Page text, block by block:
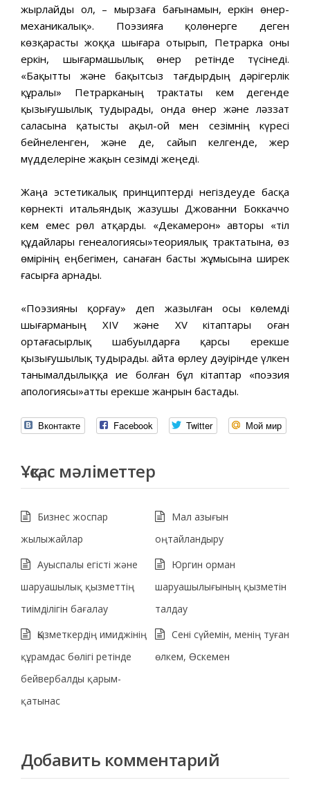
жырлайды ол, – мырзаға бағынамын, еркін өнер-
механикалық». Поэзияға қолөнерге деген
көзқарасты жоққа шығара отырып, Петрарка оны
еркін, шығармашылық өнер ретінде түсінеді.
«Бақытты және бақытсыз тағдырдың дәрігерлік
құралы» Петрарканың трактаты кем дегенде
қызығушылық тудырады, онда өнер және ләззат
саласына қатысты ақыл-ой мен сезімнің күресі
бейнеленген, және де, сайып келгенде, жер
мүдделеріне жақын сезімді жеңеді.
Жаңа эстетикалық принциптерді негіздеуде басқа
көрнекті итальяндық жазушы Джованни Боккаччо
кем емес рөл атқарды. «Декамерон» авторы «тіл
құдайлары генеалогиясы»теориялық трактатына, өз
өмірінің еңбегімен, санаған басты жұмысына ширек
ғасырға арнады.
«Поэзияны қорғау» деп жазылған осы көлемді
шығарманың XIV және XV кітаптары оған
ортағасырлық шабуылдарға қарсы ерекше
қызығушылық тудырады. Қайта өрлеу дәуірінде үлкен
танымалдылыққа ие болған бұл кітаптар «поэзия
апологиясы»атты ерекше жанрын бастады.
Вконтакте Facebook Twitter Мой мир
Ұқсас мәліметтер
Бизнес жоспар
жылыжайлар
Мал азығын
оңтайландыру
Ауыспалы егісті және
шаруашылық қызметтің
тиімділігін бағалау
Юргин орман
шаруашылығының қызметін
талдау
Қызметкердің имиджінің
құрамдас бөлігі ретінде
бейвербалды қарым-
қатынас
Сені сүйемін, менің туған
өлкем, Өскемен
Добавить комментарий